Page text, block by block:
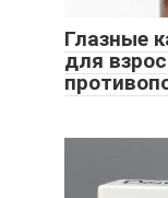
Глазные
для